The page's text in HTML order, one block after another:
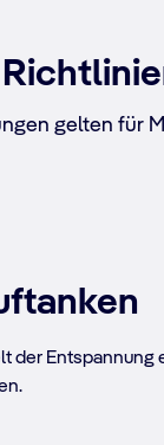
gelten für
der